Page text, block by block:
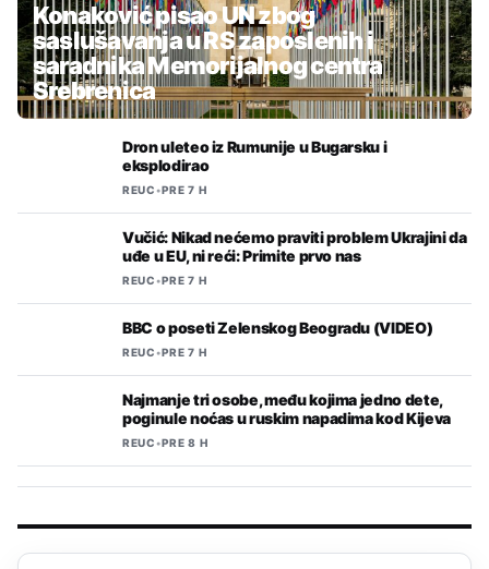
Konaković pisao UN zbog
saslušavanja u RS zaposlenih i
saradnika Memorijalnog centra
Srebrenica
Dron uleteo iz Rumunije u Bugarsku i
eksplodirao
REUC•PRE 7 H
Vučić: Nikad nećemo praviti problem Ukrajini da
uđe u EU, ni reći: Primite prvo nas
REUC•PRE 7 H
BBC o poseti Zelenskog Beogradu (VIDEO)
REUC•PRE 7 H
Najmanje tri osobe, među kojima jedno dete,
poginule noćas u ruskim napadima kod Kijeva
REUC•PRE 8 H